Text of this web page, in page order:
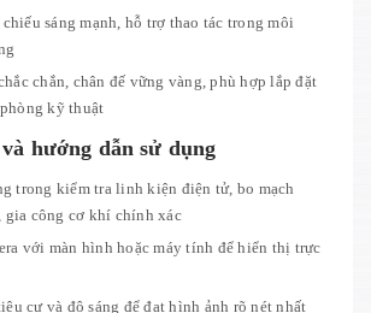
sáng mạnh, hỗ trợ thao tác trong môi
chắn, chân đế vững vàng, phù hợp lắp đặt
kỹ thuật
hướng dẫn sử dụng
trong kiểm tra linh kiện điện tử, bo mạch
gia công cơ khí chính xác
với màn hình hoặc máy tính để hiển thị trực
cự và độ sáng để đạt hình ảnh rõ nét nhất